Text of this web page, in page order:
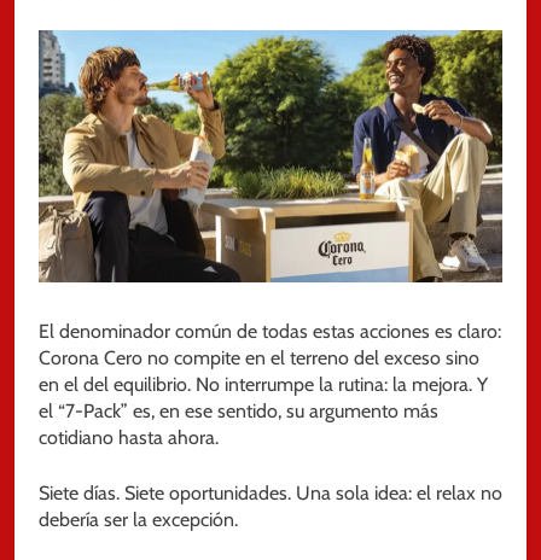
El denominador común de todas estas acciones es claro:
Corona Cero no compite en el terreno del exceso sino
en el del equilibrio. No interrumpe la rutina: la mejora. Y
el “7-Pack” es, en ese sentido, su argumento más
cotidiano hasta ahora.
Siete días. Siete oportunidades. Una sola idea: el relax no
debería ser la excepción.